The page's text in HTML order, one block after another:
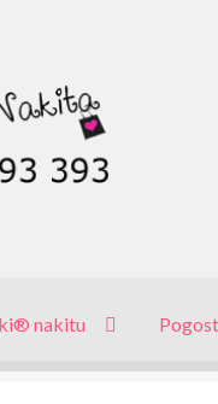
nakitu